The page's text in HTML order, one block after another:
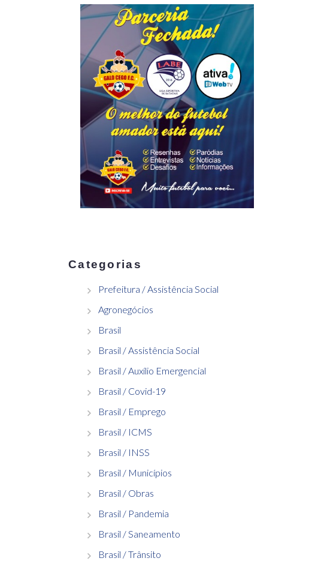
Categorias
Prefeitura / Assistência Social
Agronegócios
Brasil
Brasil / Assistência Social
Brasil / Auxílio Emergencial
Brasil / Covid-19
Brasil / Emprego
Brasil / ICMS
Brasil / INSS
Brasil / Municípios
Brasil / Obras
Brasil / Pandemia
Brasil / Saneamento
Brasil / Trânsito